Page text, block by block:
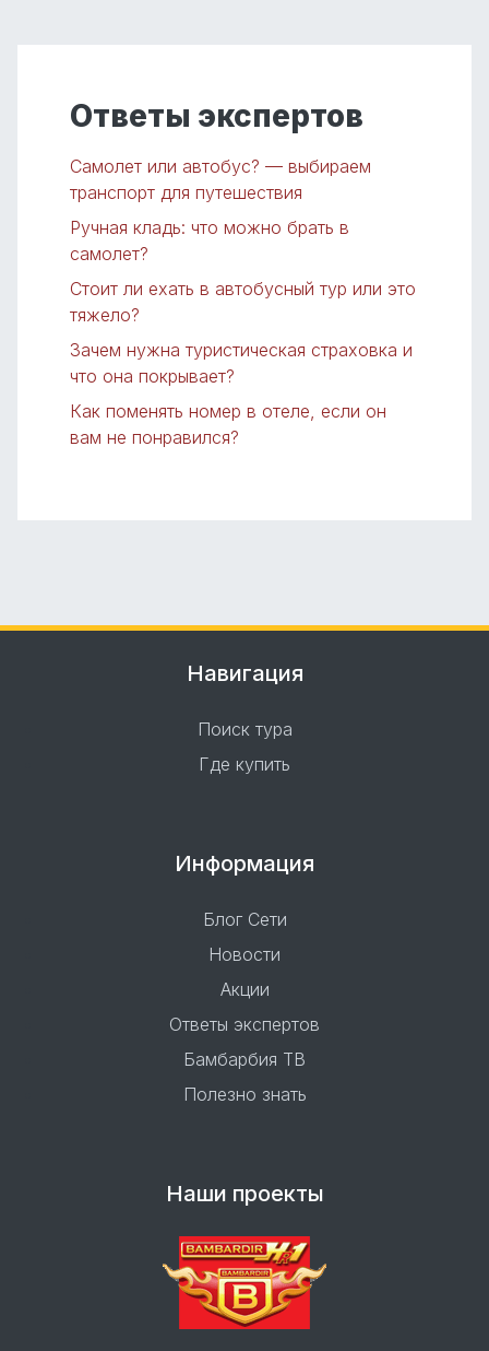
Ответы экспертов
Самолет или автобус? — выбираем
транспорт для путешествия
Ручная кладь: что можно брать в
самолет?
Стоит ли ехать в автобусный тур или это
тяжело?
Зачем нужна туристическая страховка и
что она покрывает?
Как поменять номер в отеле, если он
вам не понравился?
Навигация
Поиск тура
Где купить
Информация
Блог Сети
Новости
Акции
Ответы экспертов
Бамбарбия ТВ
Полезно знать
Наши проекты